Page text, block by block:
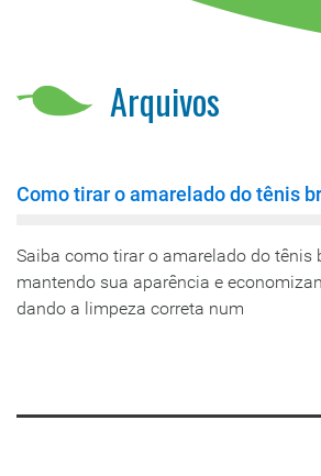
Arquivos
Como tirar o amarelado do tênis
Saiba como tirar o amarelado do tênis
mantendo sua aparência e
dando a limpeza correta num